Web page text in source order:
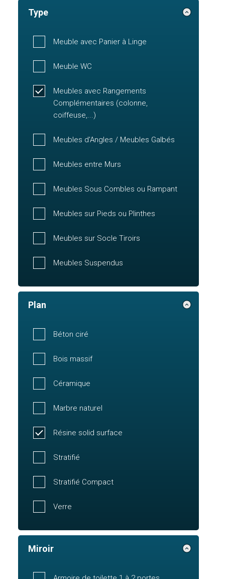
Type
Meuble avec Panier à Linge
Meuble WC
Meubles avec Rangements
Complémentaires (colonne,
coiffeuse,...)
Meubles d'Angles / Meubles Galbés
Meubles entre Murs
Meubles Sous Combles ou Rampant
Meubles sur Pieds ou Plinthes
Meubles sur Socle Tiroirs
Meubles Suspendus
Plan
Béton ciré
Bois massif
Céramique
Marbre naturel
Résine solid surface
Stratifié
Stratifié Compact
Verre
Miroir